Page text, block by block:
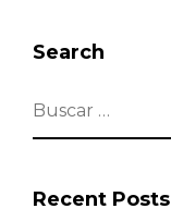
Search
Recent Posts